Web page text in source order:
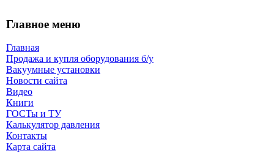
Главное меню
Главная
Продажа и купля оборудования б/y
Вакуумные установки
Новости сайта
Видео
Книги
ГОСТы и ТУ
Калькулятор давления
Контакты
Карта сaйта